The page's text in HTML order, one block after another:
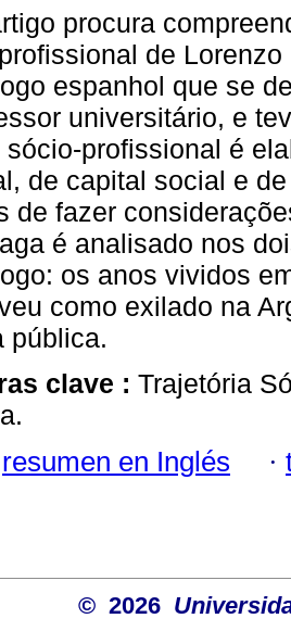
procura
de Lorenzo
espanhol que se
universitário, e
sócio-profissional é
de capital social e
de fazer
é analisado nos
os anos vividos
como exilado na
pública.
clave : Trajetória
resumen en Inglés ·
© 2026